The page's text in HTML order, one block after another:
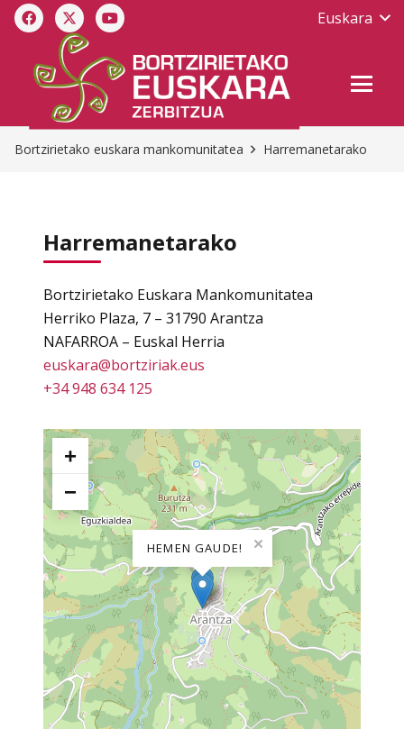
Euskara
Bortzirietako euskara mankomunitatea Harremanetarako
Harremanetarako
Bortzirietako Euskara Mankomunitatea
Herriko Plaza, 7 – 31790 Arantza
NAFARROA – Euskal Herria
euskara@bortziriak.eus
+34 948 634 125
HEMEN GAUDE! ×
+
−